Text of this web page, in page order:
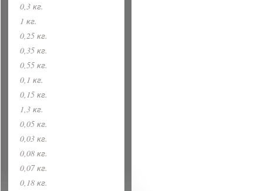
0,3 кг.
1 кг.
0,25 кг.
0,35 кг.
0,55 кг.
0,1 кг.
0,15 кг.
1,3 кг.
0,05 кг.
0,03 кг.
0,08 кг.
0,07 кг.
0,18 кг.